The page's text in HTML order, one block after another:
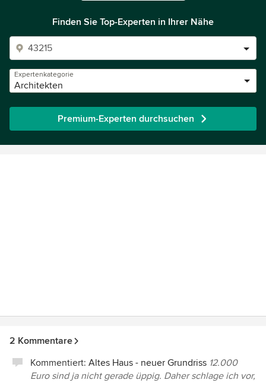
Finden Sie Top-Experten in Ihrer Nähe
Expertenkategorie
Architekten
Premium-Experten durchsuchen
2 Kommentare
Kommentiert: Altes Haus - neuer Grundriss 12.000
Euro sind ja nicht gerade üppig. Daher schlage ich vor,